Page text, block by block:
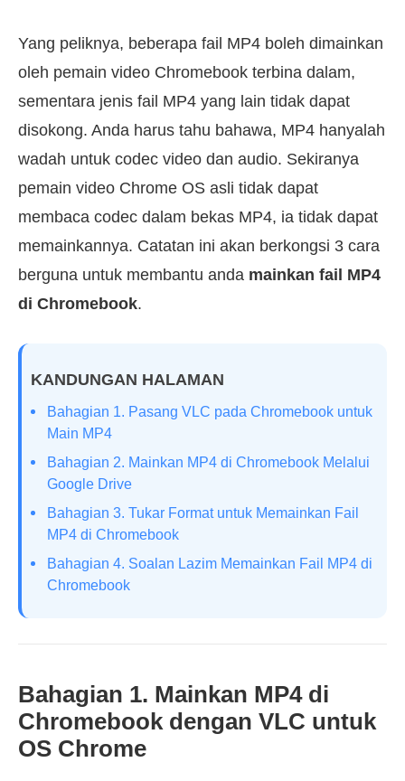
Yang peliknya, beberapa fail MP4 boleh dimainkan
oleh pemain video Chromebook terbina dalam,
sementara jenis fail MP4 yang lain tidak dapat
disokong. Anda harus tahu bahawa, MP4 hanyalah
wadah untuk codec video dan audio. Sekiranya
pemain video Chrome OS asli tidak dapat
membaca codec dalam bekas MP4, ia tidak dapat
memainkannya. Catatan ini akan berkongsi 3 cara
berguna untuk membantu anda mainkan fail MP4
di Chromebook.
KANDUNGAN HALAMAN
Bahagian 1. Pasang VLC pada Chromebook untuk
Main MP4
Bahagian 2. Mainkan MP4 di Chromebook Melalui
Google Drive
Bahagian 3. Tukar Format untuk Memainkan Fail
MP4 di Chromebook
Bahagian 4. Soalan Lazim Memainkan Fail MP4 di
Chromebook
Bahagian 1. Mainkan MP4 di
Chromebook dengan VLC untuk
OS Chrome